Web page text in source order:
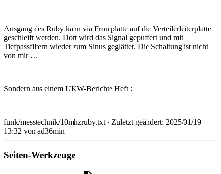
Ausgang des Ruby kann via Frontplatte auf die Verteilerleiterplatte
geschleift werden. Dort wird das Signal gepuffert und mit
Tiefpassfiltern wieder zum Sinus geglättet. Die Schaltung ist nicht
von mir …
Sondern aus einem UKW-Berichte Heft :
funk/messtechnik/10mhzruby.txt · Zuletzt geändert: 2025/01/19
13:32 von ad36min
Seiten-Werkzeuge